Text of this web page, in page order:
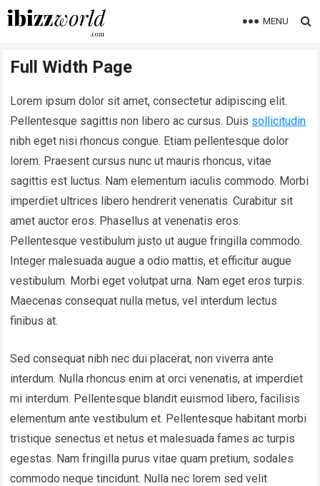
MENU
Full Width Page
Lorem ipsum dolor sit amet, consectetur adipiscing elit.
Pellentesque sagittis non libero ac cursus. Duis sollicitudin
nibh eget nisi rhoncus congue. Etiam pellentesque dolor
lorem. Praesent cursus nunc ut mauris rhoncus, vitae
sagittis est luctus. Nam elementum iaculis commodo. Morbi
imperdiet ultrices libero hendrerit venenatis. Curabitur sit
amet auctor eros. Phasellus at venenatis eros.
Pellentesque vestibulum justo ut augue fringilla commodo.
Integer malesuada augue a odio mattis, et efficitur augue
vestibulum. Morbi eget volutpat urna. Nam eget eros turpis.
Maecenas consequat nulla metus, vel interdum lectus
finibus at.
Sed consequat nibh nec dui placerat, non viverra ante
interdum. Nulla rhoncus enim at orci venenatis, at imperdiet
mi interdum. Pellentesque blandit euismod libero, facilisis
elementum ante vestibulum et. Pellentesque habitant morbi
tristique senectus et netus et malesuada fames ac turpis
egestas. Nam fringilla purus vitae quam pretium, sodales
commodo neque tincidunt. Nulla nec lorem sed velit